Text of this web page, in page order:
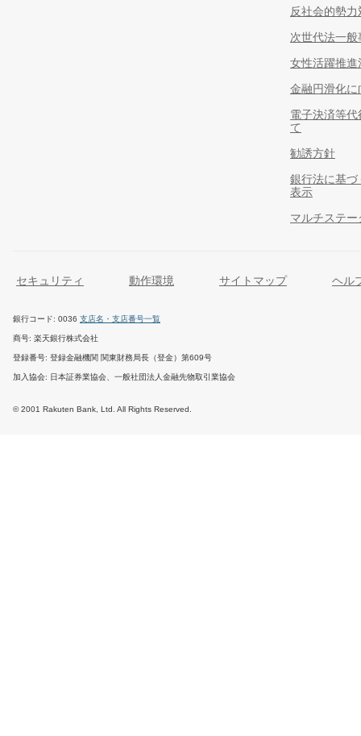
反社会的勢
次世代法一
女性活躍推
金融円滑化
電子決済等
て
勧誘方針
銀行法に基
表示
マルチステ
セキュリティ 動作環境 サイトマップ ヘル
銀行コード 0036 支店名・支店番号一覧
商号 楽天銀行株式会社
登録番号 登録金融機関 関東財務局長（登金）第609号
加入協会 日本証券業協会、一般社団法人金融先物取引業協会
© 2001 Rakuten Bank, Ltd. All Rights Reserved.